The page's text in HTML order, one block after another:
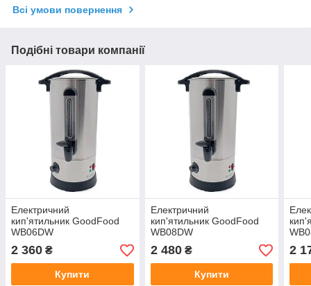
Всі умови повернення
Подібні товари компанії
Електричний
кип'ятильник GoodFood
WB06DW
2 360 ₴
Купити
Електричний
кип'ятильник GoodFood
WB08DW
2 480₴
Купити
2